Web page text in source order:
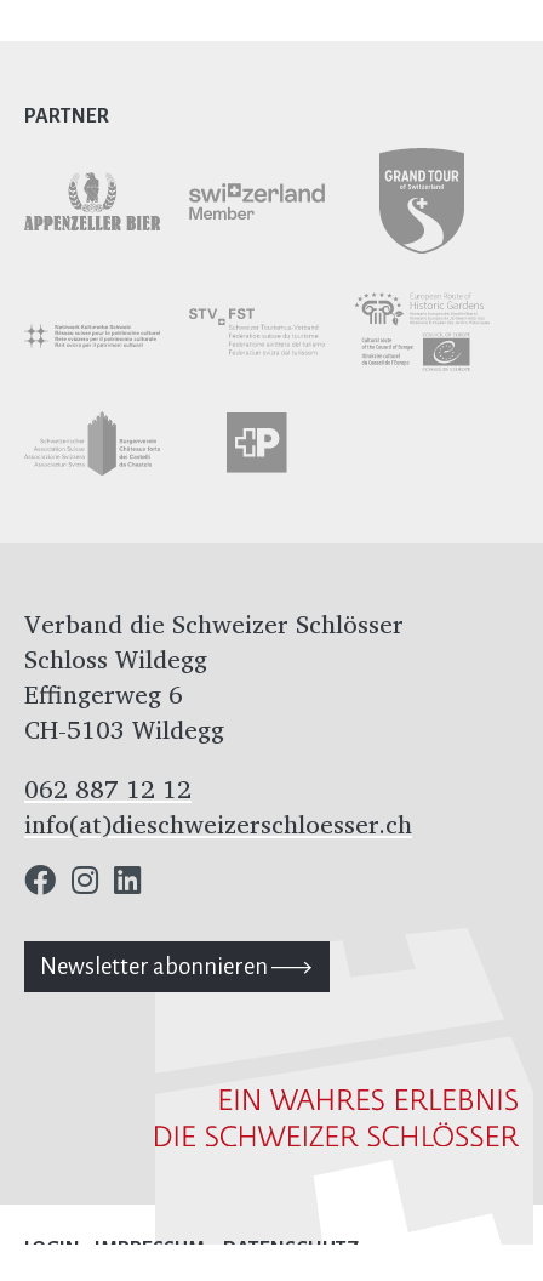
PARTNER
Verband die Schweizer Schlösser
Schloss Wildegg
Effingerweg 6
CH-5103 Wildegg
062 887 12 12
info(at)dieschweizerschloesser.ch
Newsletter abonnieren
LOGIN IMPRESSUM DATENSCHUTZ